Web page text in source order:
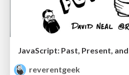
reverentgeek